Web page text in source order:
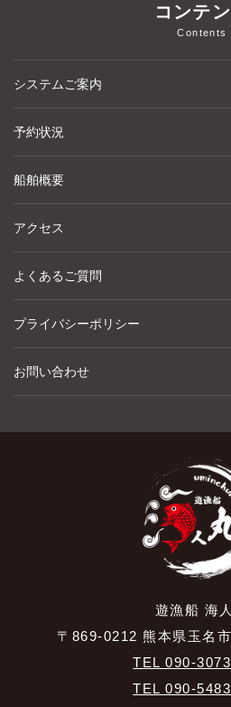
コンテ
Contents
システムご案内
予約状況
船舶概要
アクセス
よくあるご質問
プライバシーポリシー
お問い合わせ
遊漁船 海
〒869-0212 熊本県玉名
TEL 090-
TEL 090-